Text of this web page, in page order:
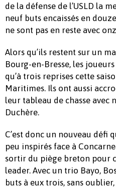
de la défense de l’USLD la
neuf buts encaissés en
ne sont pas en reste avec
Alors qu’ils restent sur un
Bourg-en-Bresse, les joueurs
qu’à trois reprises cette
Maritimes. Ils ont aussi
leur tableau de chasse avec
Duchère.
C’est donc un nouveau défi
peu inspirés face à
sortir du piège breton pour
leader. Avec un trio Bayo,
buts à eux trois, sans